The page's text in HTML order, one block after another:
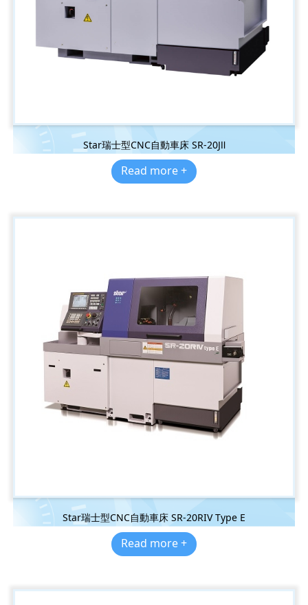
Star瑞士型CNC自動車床 SR-20JⅡ
Read more +
Star瑞士型CNC自動車床 SR-20RIV Type E
Read more +